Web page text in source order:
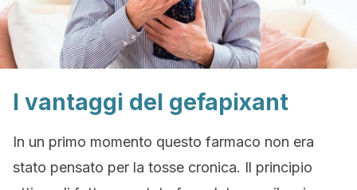
I vantaggi del gefapixant
In un primo momento questo farmaco non era
stato pensato per la tosse cronica. Il principio